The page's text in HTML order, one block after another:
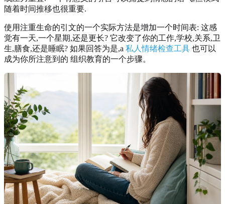
随着时间推移也很重要.
使用注重生命的引文的一个实际方法是增加一个时间表: 这感
觉有一天,一个星期,还是更长? 它改变了你的工作,学校,关系,卫
生,膳食,还是睡眠? 如果回答为是,a 私人情绪检查工具 也可以
成为你所注意到的 组织教育的一个步骤。